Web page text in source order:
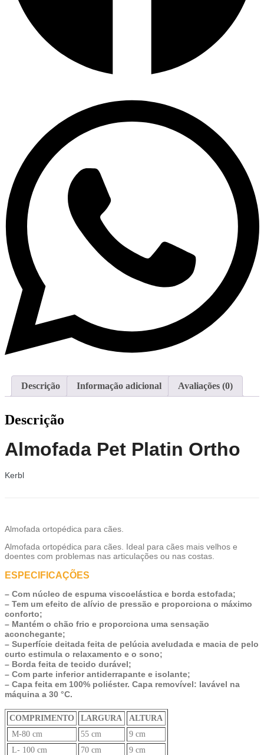
Descrição Informação adicional Avaliações (0)
Descrição
Almofada Pet Platin Ortho
Kerbl
Almofada ortopédica para cães.
Almofada ortopédica para cães. Ideal para cães mais velhos e
doentes com problemas nas articulações ou nas costas.
ESPECIFICAÇÕES
– Com núcleo de espuma viscoelástica e borda estofada;
– Tem um efeito de alívio de pressão e proporciona o máximo
conforto;
– Mantém o chão frio e proporciona uma sensação
aconchegante;
– Superfície deitada feita de pelúcia aveludada e macia de pelo
curto estimula o relaxamento e o sono;
– Borda feita de tecido durável;
– Com parte inferior antiderrapante e isolante;
– Capa feita em 100% poliéster. Capa removível: lavável na
máquina a 30 °C.
COMPRIMENTO LARGURA
ALTURA
M-80 cm
55 cm
9 cm
L- 100 cm
70 cm
9 cm